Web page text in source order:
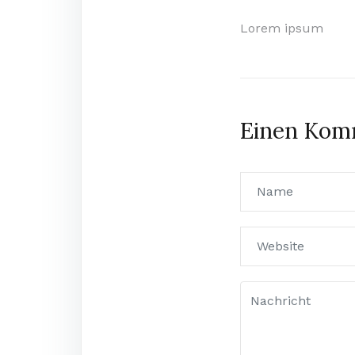
Lorem ipsum
Einen